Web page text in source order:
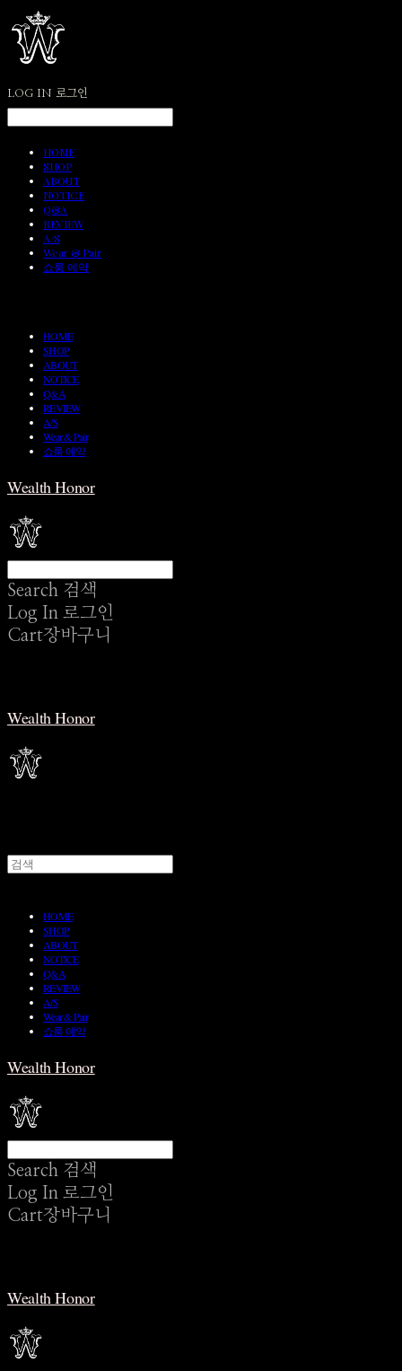
LOG IN 로그인
HOME
SHOP
ABOUT
NOTICE
Q&A
REVIEW
A/S
Wear & Pair
쇼룸 예약
HOME
SHOP
ABOUT
NOTICE
Q&A
REVIEW
A/S
Wear & Pair
쇼룸 예약
Wealth Honor
Search 검색
Log In 로그인
Cart장바구니
Wealth Honor
HOME
SHOP
ABOUT
NOTICE
Q&A
REVIEW
A/S
Wear & Pair
쇼룸 예약
Wealth Honor
Search 검색
Log In 로그인
Cart장바구니
Wealth Honor